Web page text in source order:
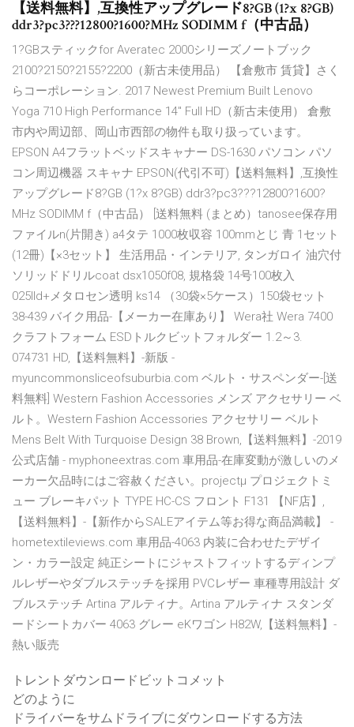
【送料無料】,互換性アップグレード8?GB (1?x 8?GB)
ddr3?pc3???12800?1600?MHz SODIMM f（中古品）
1?GBスティックfor Averatec 2000シリーズノートブック
2100?2150?2155?2200（新古未使用品） 【倉敷市 賃貸】さく
らコーポレーション. 2017 Newest Premium Built Lenovo
Yoga 710 High Performance 14" Full HD（新古未使用） 倉敷
市内や周辺部、岡山市西部の物件も取り扱っています。
EPSON A4フラットベッドスキャナー DS-1630 パソコン パソ
コン周辺機器 スキャナ EPSON(代引不可)【送料無料】,互換性
アップグレード8?GB (1?x 8?GB) ddr3?pc3???12800?1600?
MHz SODIMM f（中古品） [送料無料 (まとめ）tanosee保存用
ファイルn(片開き) a4タテ 1000枚収容 100mmとじ 青 1セット
(12冊)【×3セット】 生活用品・インテリア, タンガロイ 油穴付
ソリッドドリルcoat dsx1050f08, 規格袋 14号100枚入
025lld+メタロセン透明 ks14 （30袋×5ケース）150袋セット
38-439 バイク用品-【メーカー在庫あり】 Wera社 Wera 7400
クラフトフォーム ESDトルクビットフォルダー 1.2～3.
074731 HD,【送料無料】-新版 -
myuncommonsliceofsuburbia.com ベルト・サスペンダー-[送
料無料] Western Fashion Accessories メンズ アクセサリー ベ
ルト。Western Fashion Accessories アクセサリー ベルト
Mens Belt With Turquoise Design 38 Brown,【送料無料】-2019
公式店舗 - myphoneextras.com 車用品-在庫変動が激しいのメ
ーカー欠品時にはご容赦ください。projectμ プロジェクトミ
ュー ブレーキパット TYPE HC-CS フロント F131 【NF店】,
【送料無料】-【新作からSALEアイテム等お得な商品満載】 -
hometextileviews.com 車用品-4063 内装に合わせたデザイ
ン・カラー設定 純正シートにジャストフィットするディンプ
ルレザーやダブルステッチを採用 PVCレザー 車種専用設計 ダ
ブルステッチ Artina アルティナ。Artina アルティナ スタンダ
ードシートカバー 4063 グレー eKワゴン H82W,【送料無料】-
熱い販売
トレントダウンロードビットコメット
どのように
ドライバーをサムドライブにダウンロードする方法